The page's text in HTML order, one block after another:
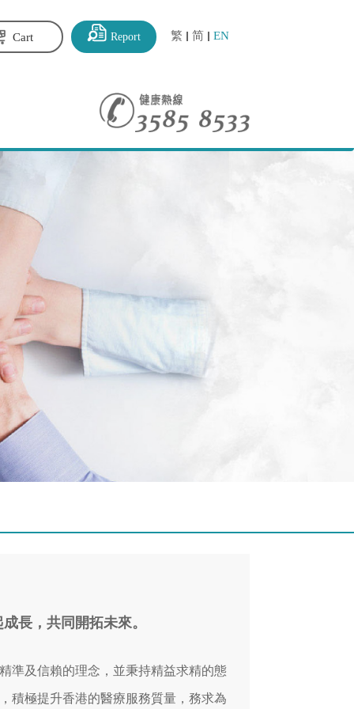
繁 简 EN
Report
Cart
長，共同開拓未來。
準及信賴的理念，並秉持精益求精的態
積極提升香港的醫療服務質量，務求為